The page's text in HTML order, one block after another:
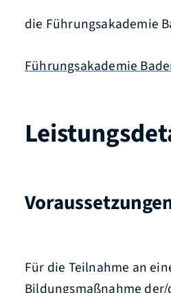
die Führungsakademie
Führungsakademie
Für die Teilnahme an
Bildungsmaßnahme